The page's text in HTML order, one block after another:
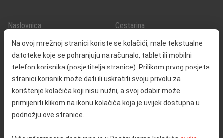
Na ovoj mrežnoj stranici koriste se kolačići, male tekstualne
datoteke koje se pohranjuju na računalo, tablet ili mobilni
telefon korisnika (posjetitelja stranice). Prilikom prvog posjeta
stranici korisnik može dati ili uskratiti svoju privolu za
korištenje kolačića koji nisu nužni, a svoj odabir može
primijeniti klikom na ikonu kolačića koja je uvijek dostupna u
podnožju ove stranice.
Naslovnica
O nama
Kontakt
Cestarina
Promet i sigurnost
Servisne informacije
Reklamacija
Javna nabava
Odnosi s javnošću
Izjava o pristupačnosti